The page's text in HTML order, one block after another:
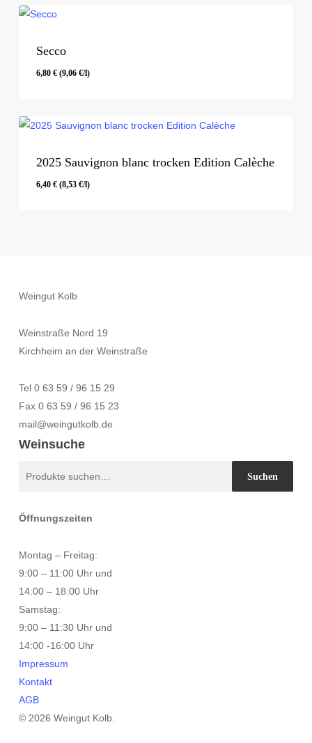
Secco
6,80 € (9,06 €/l)
2025 Sauvignon blanc trocken Edition Calèche
6,40 € (8,53 €/l)
Weingut Kolb
Weinstraße Nord 19
Kirchheim an der Weinstraße
Tel 0 63 59 / 96 15 29
Fax 0 63 59 / 96 15 23
mail@weingutkolb.de
Weinsuche
Suchen
Öffnungszeiten
Montag – Freitag:
9:00 – 11:00 Uhr und
14:00 – 18:00 Uhr
Samstag:
9:00 – 11:30 Uhr und
14:00 -16:00 Uhr
Impressum
Kontakt
AGB
© 2026 Weingut Kolb.